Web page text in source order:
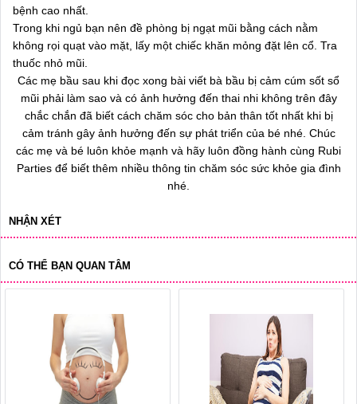
bệnh cao nhất.
Trong khi ngủ bạn nên đề phòng bị ngạt mũi bằng cách nằm
không rọi quạt vào mặt, lấy một chiếc khăn mỏng đặt lên cổ. Tra
thuốc nhỏ mũi.
Các mẹ bầu sau khi đọc xong bài viết bà bầu bị cảm cúm sốt sổ
mũi phải làm sao và có ảnh hưởng đến thai nhi không trên đây
chắc chắn đã biết cách chăm sóc cho bản thân tốt nhất khi bị
cảm tránh gây ảnh hưởng đến sự phát triển của bé nhé. Chúc
các mẹ và bé luôn khỏe mạnh và hãy luôn đồng hành cùng Rubi
Parties để biết thêm nhiều thông tin chăm sóc sức khỏe gia đình
nhé.
NHẬN XÉT
CÓ THỂ BẠN QUAN TÂM